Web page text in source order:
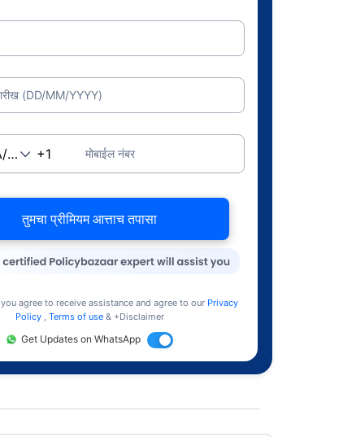
(DD/MM/YYYY)
मोबाईल नंबर
तुमचा प्रीमियम आत्ताच तपासा
agree to receive assistance and agree to our Privacy
Policy
Terms of use & +Disclaimer
Get Updates on WhatsApp